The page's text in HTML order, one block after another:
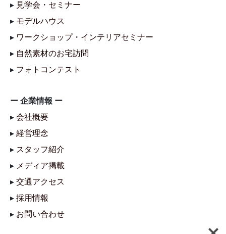
▸ 見学会・セミナー
▸ モデルハウス
▸ ワークショップ・インテリアセミナー
▸ 自然素材のお宅訪問
▸ フォトコンテスト
ー 企業情報 ー
▸ 会社概要
▸ 経営理念
▸ スタッフ紹介
▸ メディア掲載
▸ 交通アクセス
▸ 採用情報
▸ お問い合わせ